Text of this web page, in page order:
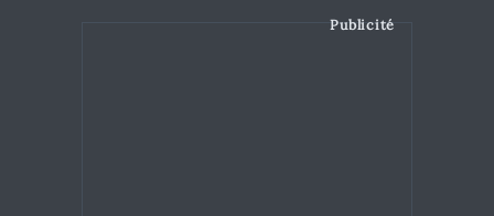
Publicité